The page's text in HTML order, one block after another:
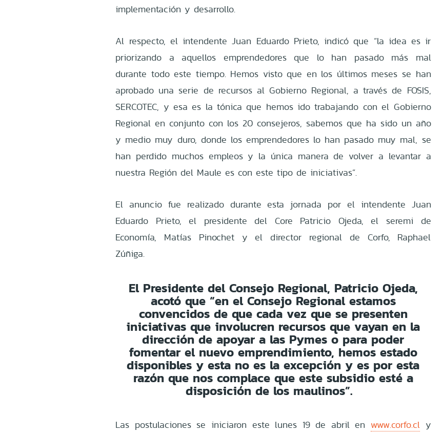
implementación y desarrollo.
Al respecto, el intendente Juan Eduardo Prieto, indicó que “la idea es ir
priorizando a aquellos emprendedores que lo han pasado más mal
durante todo este tiempo. Hemos visto que en los últimos meses se han
aprobado una serie de recursos al Gobierno Regional, a través de FOSIS,
SERCOTEC, y esa es la tónica que hemos ido trabajando con el Gobierno
Regional en conjunto con los 20 consejeros, sabemos que ha sido un año
y medio muy duro, donde los emprendedores lo han pasado muy mal, se
han perdido muchos empleos y la única manera de volver a levantar a
nuestra Región del Maule es con este tipo de iniciativas”.
El anuncio fue realizado durante esta jornada por el intendente Juan
Eduardo Prieto, el presidente del Core Patricio Ojeda, el seremi de
Economía, Matías Pinochet y el director regional de Corfo, Raphael
Zúñiga.
El Presidente del Consejo Regional, Patricio Ojeda,
acotó que “en el Consejo Regional estamos
convencidos de que cada vez que se presenten
iniciativas que involucren recursos que vayan en la
dirección de apoyar a las Pymes o para poder
fomentar el nuevo emprendimiento, hemos estado
disponibles y esta no es la excepción y es por esta
razón que nos complace que este subsidio esté a
disposición de los maulinos”.
Las postulaciones se iniciaron este lunes 19 de abril en www.corfo.cl y